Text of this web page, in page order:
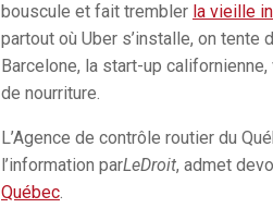
bouscule et fait trembler la vieille
partout où Uber s’installe, on tente
Barcelone, la start-up
de nourriture.
L’Agence de contrôle routier du
l’information parLeDroit, admet
Québec.